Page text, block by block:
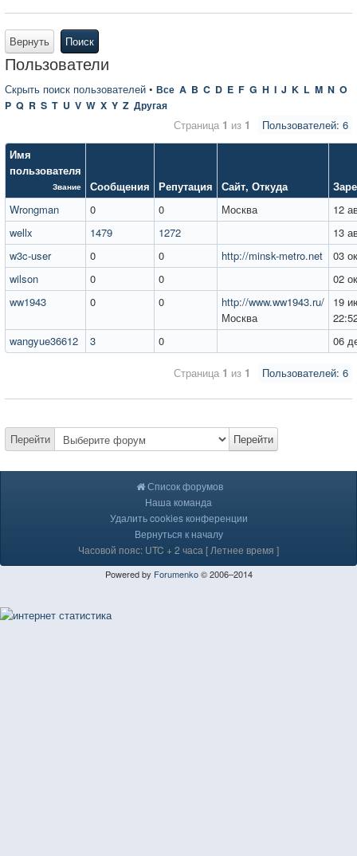
Вернуть Поиск
Пользователи
Скрыть поиск пользователей • Все A B C D E F G H I J K L M N O
P Q R S T U V W X Y Z Другая
Пользователей: 6
Страница 1 из 1
Имя
пользователя
Звание Сообщения Репутация Сайт, Откуда
Wrongman
0 0 Москва
12
wellx
1479 1272
13
w3c-user
0 0 http://minsk-metro.net
03
wilson
0 0
02
ww1943
0 0
http://www.ww1943.ru/
Москва
19
wangyue36612
3 0 06
Пользователей: 6
Страница 1 из 1
Перейти Перейти
Список форумов
Наша команда
Удалить cookies конференции
Вернуться к началу
Часовой пояс: UTC + 2 часа [ Летнее время ]
Powered by Forumenko© 2006–2014